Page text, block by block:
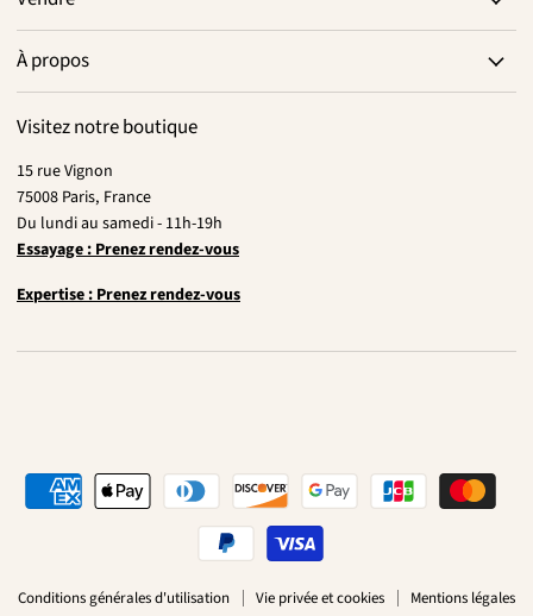
À propos
Visitez notre boutique
15 rue Vignon
75008 Paris, France
Du lundi au samedi - 11h-19h
Essayage : Prenez rendez-vous
Expertise : Prenez rendez-vous
Conditions générales d'utilisation Vie privée et cookies Mentions légales